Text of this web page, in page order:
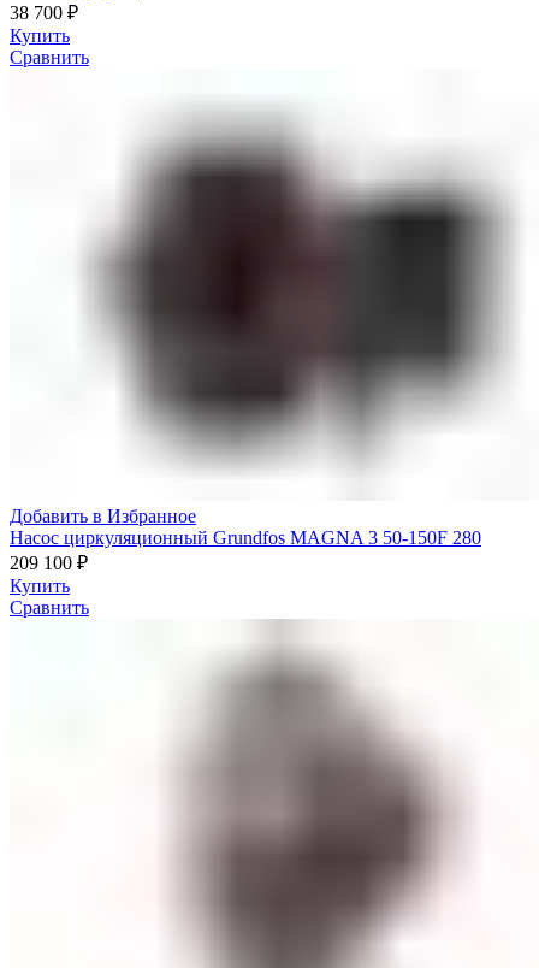
38 700 ₽
Купить
Сравнить
Добавить в Избранное
Насос циркуляционный Grundfos MAGNA 3 50-150F 280
209 100 ₽
Купить
Сравнить